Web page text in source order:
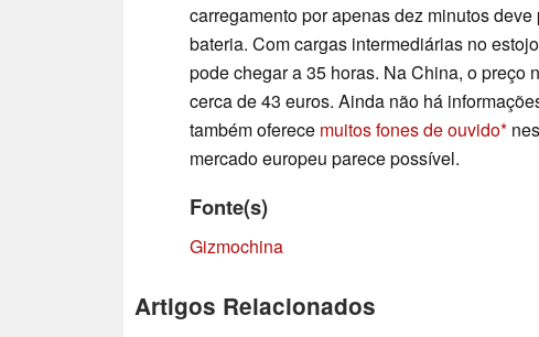
carregamento por apenas dez minutos
bateria. Com cargas intermediárias no
pode chegar a 35 horas. Na China, o preço
cerca de 43 euros. Ainda não há
também oferece muitos fones de ouvido
mercado europeu parece possível.
Fonte(s)
Gizmochina
Artigos Relacionados